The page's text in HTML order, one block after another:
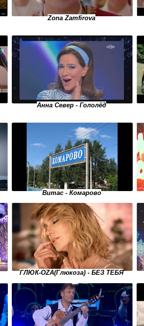
Zona Zamfirova
Анна Север - Гололёд
Витас - Комарово
ГЛЮК-OZA(Глюкоза) - БЕЗ ТЕБЯ